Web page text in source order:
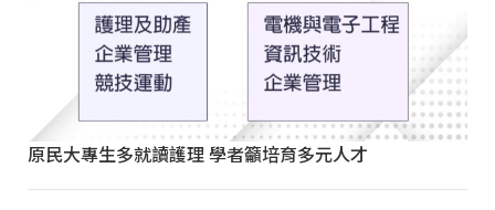
原民大專生多就讀護理 學者籲培育多元人才